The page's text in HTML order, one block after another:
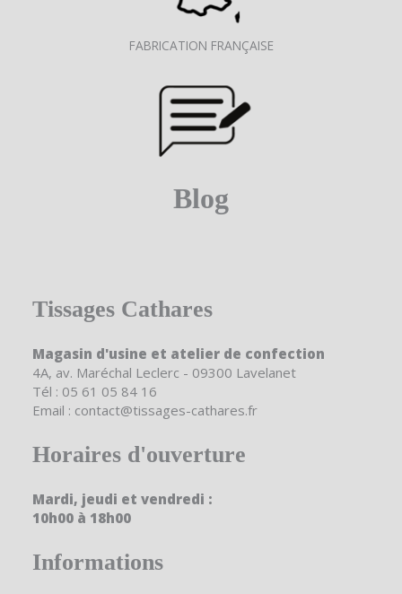
FABRICATION FRANÇAISE
Blog
Tissages Cathares
Magasin d'usine et atelier de confection
4A, av. Maréchal Leclerc - 09300 Lavelanet
Tél : 05 61 05 84 16
Email : contact@tissages-cathares.fr
Horaires d'ouverture
Mardi, jeudi et vendredi :
10h00 à 18h00
Informations